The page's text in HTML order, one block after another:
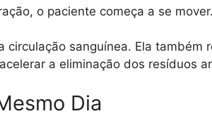
o paciente começa a se
circulação sanguínea. Ela
a eliminação dos resíduos
Dia